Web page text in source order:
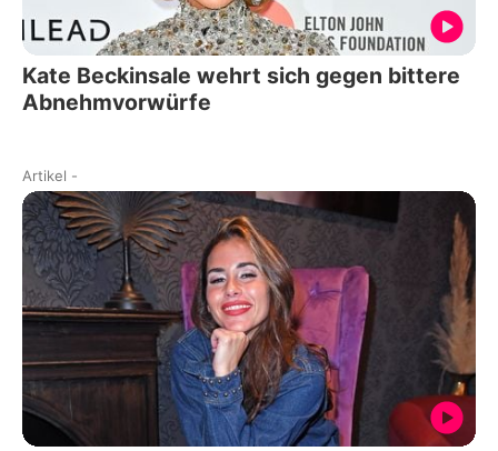
Kate Beckinsale wehrt sich gegen bittere
Abnehmvorwürfe
Artikel -